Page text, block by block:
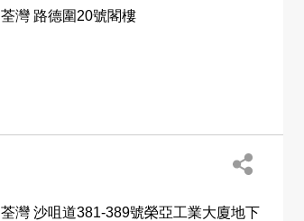
荃灣 路德圍20號閣樓
荃灣 沙咀道381-389號榮亞工業大廈地下